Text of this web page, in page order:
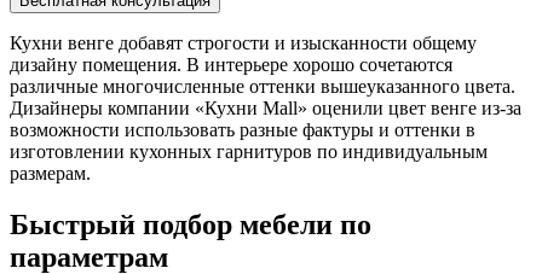
Кухни венге добавят строгости и изысканности общему
дизайну помещения. В интерьере хорошо сочетаются
различные многочисленные оттенки вышеуказанного цвета.
Дизайнеры компании «Кухни Mall» оценили цвет венге из-за
возможности использовать разные фактуры и оттенки в
изготовлении кухонных гарнитуров по индивидуальным
размерам.
Быстрый подбор мебели по
параметрам